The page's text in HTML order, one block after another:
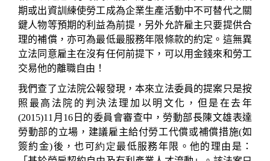
期或出資訓練使勞工成為企業生產活動中不可替代之關
鍵人物等預期的利益為前提，另外允許雇主只要提供合
理的補償，亦可為最低最服務年限條款的約定。這無異
立法同意雇主在沒有任何前提下，可以用金錢來和勞工
交易他的離職自由！
我們查了立法院公報發現，本來立法委員的提案只是按
照最高法院的判決法理加以明文化，但是在去年
(2015)11 月 16 日的委員會審查中，勞動部長陳文雄表達
勞動部的立場，建議雇主給付勞工代償或補償措施(如
簽約金)後，也可約定最低服務年限。他的理由是：